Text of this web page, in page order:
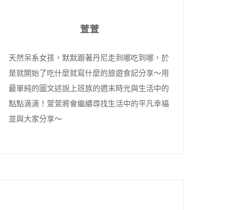
萱萱
天然呆系女孩，默默跟著丹尼走到哪吃到哪，於
是就開始了吃什麼就寫什麼的旅遊食記分享～用
最單純的圖文述說上班族的週末時光與生活中的
點點滴滴！萱萱將會繼續尋找生活中的平凡幸福
並與大家分享～